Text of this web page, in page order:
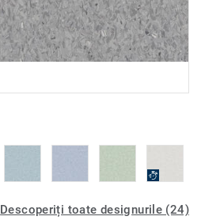
Descoperiți toate designurile (24)